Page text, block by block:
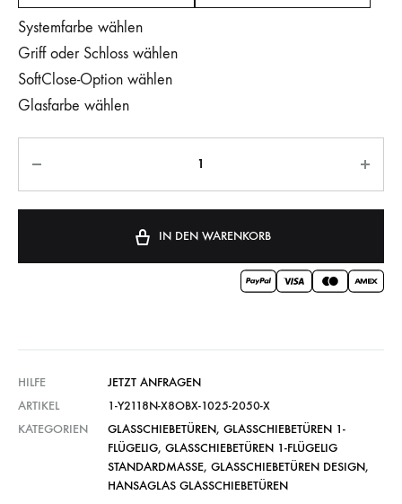
Systemfarbe wählen
Griff oder Schloss wählen
SoftClose-Option wählen
Glasfarbe wählen
IN DEN WARENKORB
HILFE
JETZT ANFRAGEN
ARTIKEL
1-Y2118N-X8OBX-1025-2050-X
KATEGORIEN
GLASSCHIEBETÜREN, GLASSCHIEBETÜREN 1-
FLÜGELIG, GLASSCHIEBETÜREN 1-FLÜGELIG
STANDARDMASSE , GLASSCHIEBETÜREN DESIGN,
HANSAGLAS GLASSCHIEBETÜREN